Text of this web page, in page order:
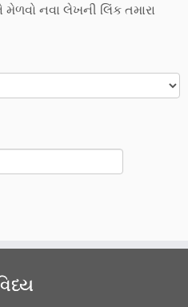
નવા લેખની લિંક તમારા